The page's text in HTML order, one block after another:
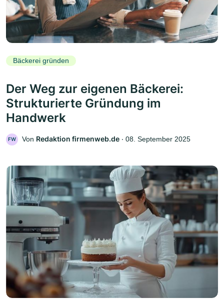
Bäckerei gründen
Der Weg zur eigenen Bäckerei:
Strukturierte Gründung im
Handwerk
FW Von Redaktion firmenweb.de ‧ 08. September 2025